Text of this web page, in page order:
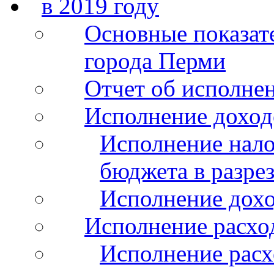
в 2019 году
Основные
города Перми
Отчет об
Исполнение
Исполнение
бюджета в
Исполнение
Исполнение
Исполнение